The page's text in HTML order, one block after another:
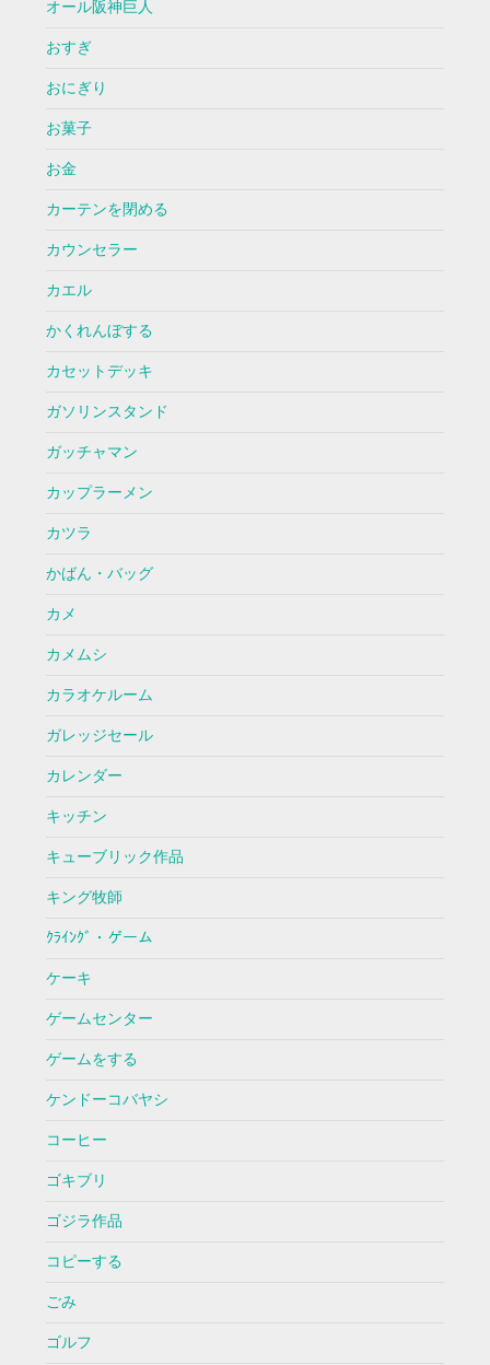
オール阪神巨人
おすぎ
おにぎり
お菓子
お金
カーテンを閉める
カウンセラー
カエル
かくれんぼする
カセットデッキ
ガソリンスタンド
ガッチャマン
カップラーメン
カツラ
かばん・バッグ
カメ
カメムシ
カラオケルーム
ガレッジセール
カレンダー
キッチン
キューブリック作品
キング牧師
ｸﾗｲﾝｸﾞ・ゲーム
ケーキ
ゲームセンター
ゲームをする
ケンドーコバヤシ
コーヒー
ゴキブリ
ゴジラ作品
コピーする
ごみ
ゴルフ